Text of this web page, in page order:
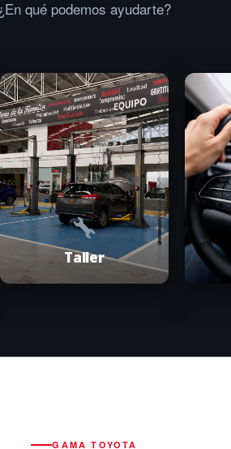
qué podemos ayudarte?
Taller
GAMA TOYOTA